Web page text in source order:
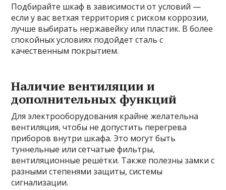
Подбирайте шкаф в зависимости от условий —
если у вас ветхая территория с риском коррозии,
лучше выбирать нержавейку или пластик. В более
спокойных условиях подойдет сталь с
качественным покрытием.
Наличие вентиляции и
дополнительных функций
Для электрооборудования крайне желательна
вентиляция, чтобы не допустить перегрева
приборов внутри шкафа. Это могут быть
туннельные или сетчатые фильтры,
вентиляционные решётки. Также полезны замки с
разными степенями защиты, системы
сигнализации.